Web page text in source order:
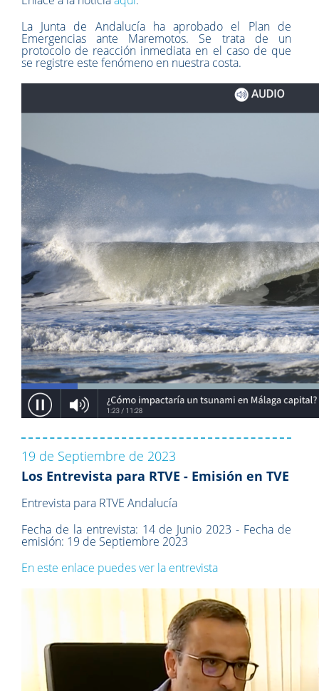
La Junta de Andalucía ha aprobado el Plan de
Emergencias ante Maremotos. Se trata de un
protocolo de reacción inmediata en el caso de que
se registre este fenómeno en nuestra costa.
19 de Septiembre de 2023
Los Entrevista para RTVE - Emisión en TVE
Entrevista para RTVE Andalucía
Fecha de la entrevista: 14 de Junio 2023 - Fecha de
emisión: 19 de Septiembre 2023
En este enlace puedes ver la entrevista